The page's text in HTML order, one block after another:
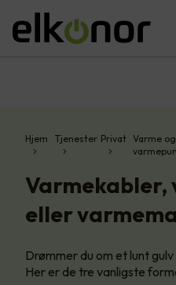
Hjem Tjenester Privat Varme og
Varmekabler,
eller
Drømmer du om et lunt
Her er de tre vanligste